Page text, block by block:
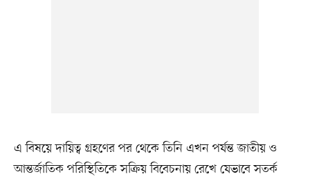
এ বিষয়ে দায়িত্ব গ্রহণের পর থেকে তিনি এখন পর্যন্ত জাতীয় ও
আন্তর্জাতিক পরিস্থিতিকে সক্রিয় বিবেচনায় রেখে যেভাবে সতর্ক